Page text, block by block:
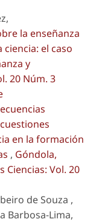
la enseñanza
el caso
y
20 Núm. 3
en la formación
, Góndola,
Ciencias: Vol. 20
de Souza ,
Barbosa-Lima,